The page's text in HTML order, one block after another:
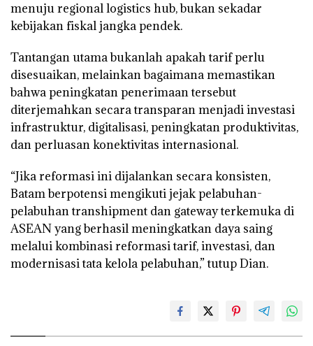
menuju regional logistics hub, bukan sekadar
kebijakan fiskal jangka pendek.
Tantangan utama bukanlah apakah tarif perlu
disesuaikan, melainkan bagaimana memastikan
bahwa peningkatan penerimaan tersebut
diterjemahkan secara transparan menjadi investasi
infrastruktur, digitalisasi, peningkatan produktivitas,
dan perluasan konektivitas internasional.
“Jika reformasi ini dijalankan secara konsisten,
Batam berpotensi mengikuti jejak pelabuhan-
pelabuhan transhipment dan gateway terkemuka di
ASEAN yang berhasil meningkatkan daya saing
melalui kombinasi reformasi tarif, investasi, dan
modernisasi tata kelola pelabuhan,” tutup Dian.